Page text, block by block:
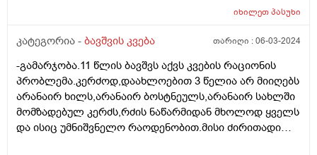
დასუსტებულია. გავუკეთე პარაზიტებზე კვლევა,არ
საქმე?
იხილეთპასუხი
კატეგორია - ბავშვის კვება თარიღი :06-03-2024
-გამარჯობა.11 წლის ბავშვს აქვს კვების რაციონის
პრობლემა.კერძოდ,დაახლოებით 3 წელია არ მიიღებს
არანაირ ხილს,არანაირ ბოსტნეულს,არანაირ სახლში
მომზადებულ კერძს,რძის ნაწარმიდან მხოლოდ ყველს
და ისიც უმნიშვნელო რაოდენობით.მისი ძირითადი